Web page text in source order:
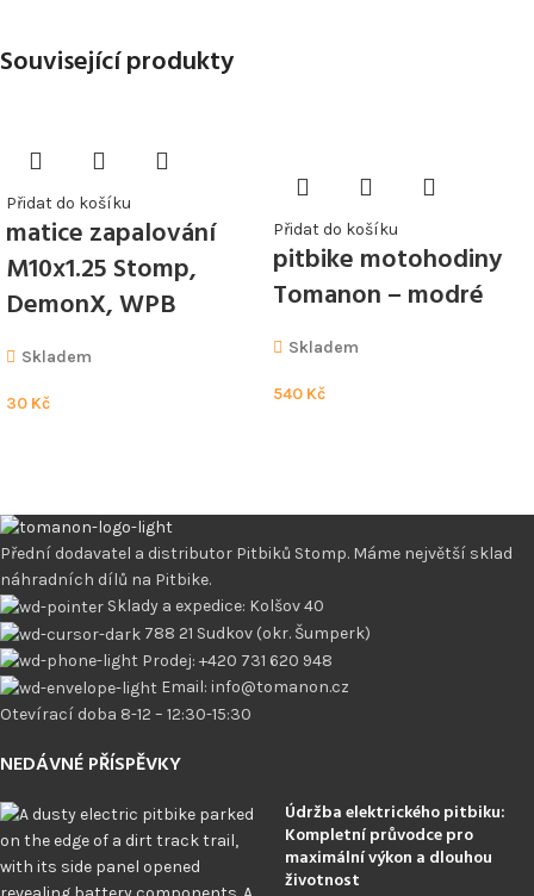
Související produkty
Přidat do košíku
matice zapalování
M10x1.25 Stomp,
DemonX, WPB
Skladem
30 Kč
Přidat do košíku
pitbike motohodiny
Tomanon – modré
Skladem
540 Kč
Přední dodavatel a distributor Pitbiků Stomp. Máme největší sklad
náhradních dílů na Pitbike.
Sklady a expedice: Kolšov 40
788 21 Sudkov (okr. Šumperk)
Prodej: +420 731 620 948
Email: info@tomanon.cz
Otevírací doba 8-12 – 12:30-15:30
NEDÁVNÉ PŘÍSPĚVKY
Údržba elektrického pitbiku:
Kompletní průvodce pro
maximální výkon a dlouhou
životnost